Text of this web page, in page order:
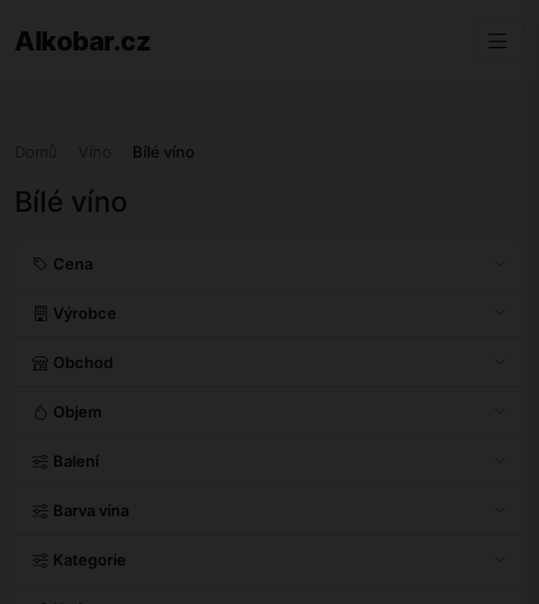
Alkobar.cz
Bílé víno
Bílé víno
Cena
Výrobce
Obchod
Objem
Balení
Barva vína
Kategorie